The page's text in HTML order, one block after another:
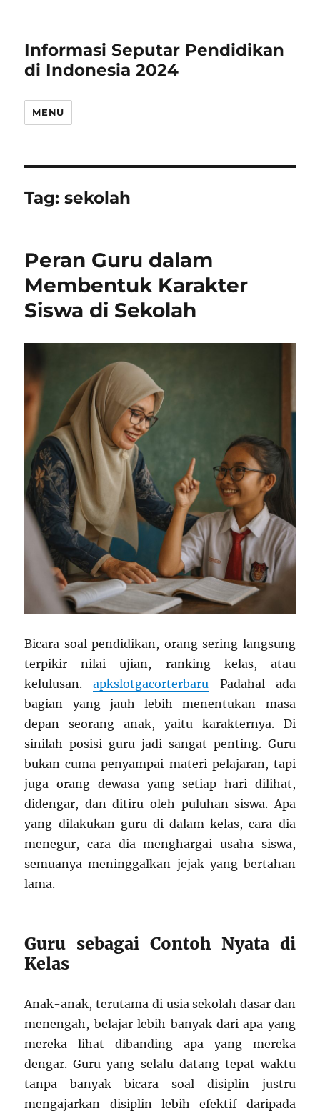
Informasi Seputar Pendidikan
di Indonesia 2024
MENU
Tag:sekolah
Peran Guru dalam
Membentuk Karakter
Siswa di Sekolah
Bicara soal pendidikan, orang sering langsung
terpikir nilai ujian, ranking kelas, atau
kelulusan.apkslotgacorterbaru Padahal ada
bagian yang jauh lebih menentukan masa
depan seorang anak, yaitu karakternya. Di
sinilah posisi guru jadi sangat penting. Guru
bukan cuma penyampai materi pelajaran, tapi
juga orang dewasa yang setiap hari dilihat,
didengar, dan ditiru oleh puluhan siswa. Apa
yang dilakukan guru di dalam kelas, cara dia
menegur, cara dia menghargai usaha siswa,
semuanya meninggalkan jejak yang bertahan
lama.
Guru sebagai Contoh Nyata di
Kelas
Anak-anak, terutama di usia sekolah dasar dan
menengah, belajar lebih banyak dari apa yang
mereka lihat dibanding apa yang mereka
dengar. Guru yang selalu datang tepat waktu
tanpa banyak bicara soal disiplin justru
mengajarkan disiplin lebih efektif daripada